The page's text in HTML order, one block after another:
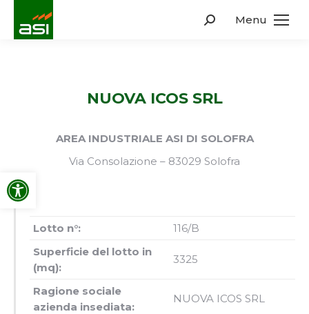
Apri la barra degli strumenti
Menu
Search:
NUOVA ICOS SRL
AREA INDUSTRIALE ASI DI SOLOFRA
Via Consolazione – 83029 Solofra
Lotto n°:
116/B
Superficie del lotto in
(mq):
3325
Ragione sociale
azienda insediata:
NUOVA ICOS SRL